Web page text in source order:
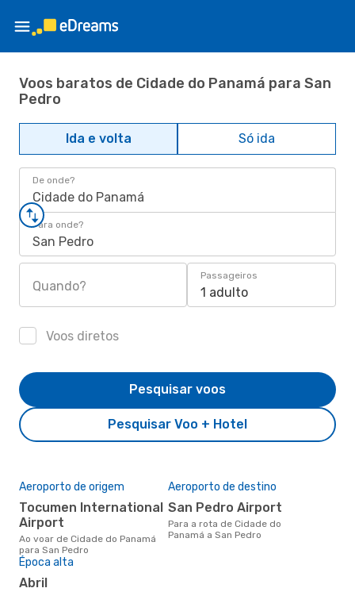
Voos baratos de Cidade do Panamá para San
Pedro
Ida e volta Só ida
De onde?
Cidade do Panamá
Para onde?
San Pedro
Quando?
Passageiros
1 adulto
Voos diretos
Pesquisar Voo + Hotel
Pesquisar voos
Aeroporto de origem
Tocumen International
Airport
Ao voar de Cidade do Panamá
para San Pedro
Aeroporto de destino
San Pedro Airport
Para a rota de Cidade do
Panamá a San Pedro
Época alta
abril